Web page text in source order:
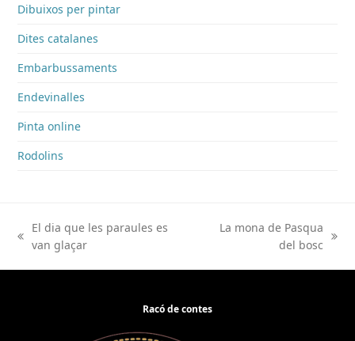
Dibuixos per pintar
Dites catalanes
Embarbussaments
Endevinalles
Pinta online
Rodolins
previous
El dia que les paraules es
van glaçar
La mona de Pasqua
del bosc
Racó de contes